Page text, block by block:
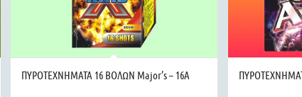
ΠΥΡΟΤΕΧΝΗΜΑΤΑ 16 ΒΟΛΩΝ Major’s – 16A